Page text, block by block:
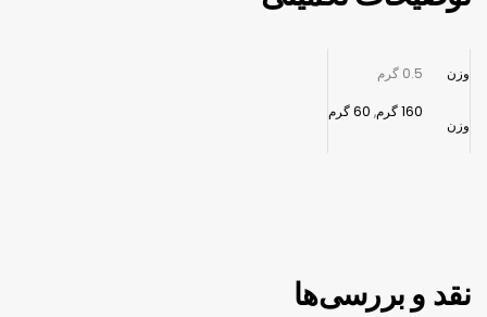
وزن 0.5 گرم
وزن
160 گرم , 60 گرم
نقد و بررسی‌ها